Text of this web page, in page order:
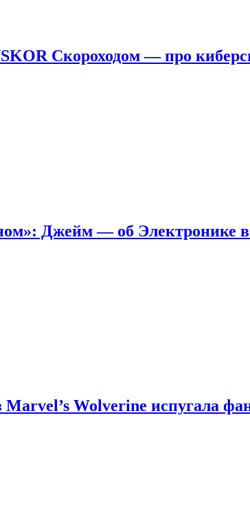
Скороходом — про
Джейм — об Электронике в
Wolverine испугала